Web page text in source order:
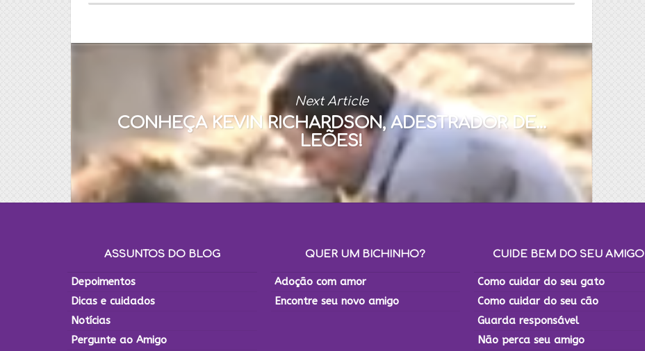
Next Article
CONHEÇA KEVIN RICHARDSON, ADESTRADOR DE...
LEÕES!
ASSUNTOS DO BLOG
Depoimentos
Dicas e cuidados
Notícias
Pergunte ao Amigo
QUER UM BICHINHO?
Adoção com amor
Encontre seu novo amigo
CUIDE BEM DO SEU AMIGO
Como cuidar do seu gato
Como cuidar do seu cão
Guarda responsável
Não perca seu amigo